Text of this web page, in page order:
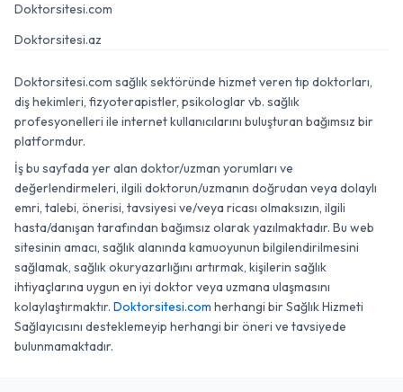
Doktorsitesi.com
Doktorsitesi.az
Doktorsitesi.com sağlık sektöründe hizmet veren tıp doktorları,
diş hekimleri, fizyoterapistler, psikologlar vb. sağlık
profesyonelleri ile internet kullanıcılarını buluşturan bağımsız bir
platformdur.
İş bu sayfada yer alan doktor/uzman yorumları ve
değerlendirmeleri, ilgili doktorun/uzmanın doğrudan veya dolaylı
emri, talebi, önerisi, tavsiyesi ve/veya ricası olmaksızın, ilgili
hasta/danışan tarafından bağımsız olarak yazılmaktadır. Bu web
sitesinin amacı, sağlık alanında kamuoyunun bilgilendirilmesini
sağlamak, sağlık okuryazarlığını artırmak, kişilerin sağlık
ihtiyaçlarına uygun en iyi doktor veya uzmana ulaşmasını
kolaylaştırmaktır. Doktorsitesi.com herhangi bir Sağlık Hizmeti
Sağlayıcısını desteklemeyip herhangi bir öneri ve tavsiyede
bulunmamaktadır.